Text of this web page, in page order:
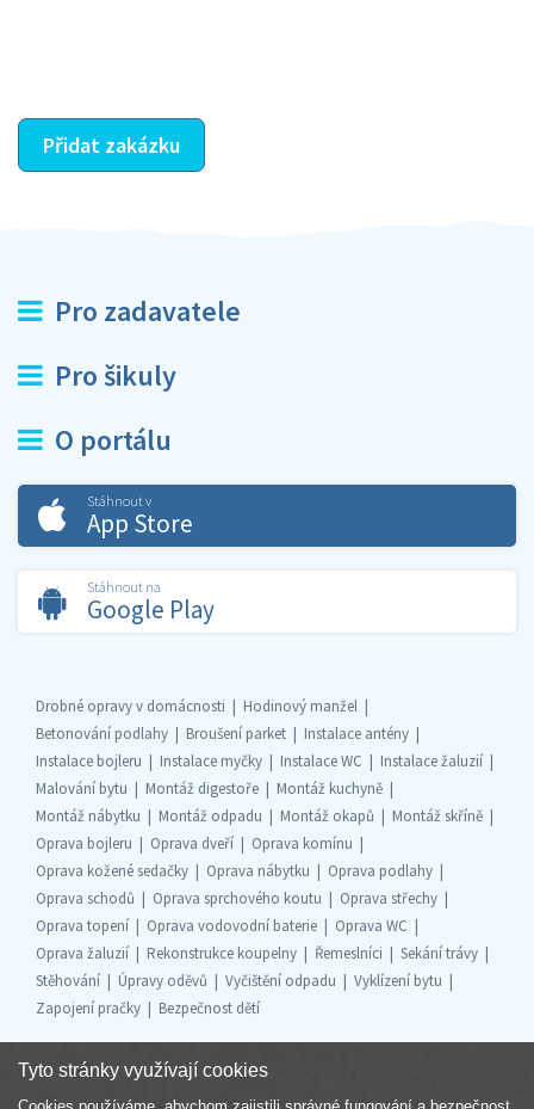
Přidat zakázku
Pro zadavatele
Pro šikuly
O portálu
Stáhnout v
App Store
Stáhnout na
Google Play
Drobné opravy v domácnosti
Hodinový manžel
Betonování podlahy
Broušení parket
Instalace antény
Instalace bojleru
Instalace myčky Instalace WC
Instalace žaluzií
Malování bytu
Montáž digestoře
Montáž kuchyně
Montáž nábytku
Montáž odpadu Montáž okapů
Montáž skříně
Oprava bojleru
Oprava dveří
Oprava komínu
Oprava kožené sedačky
Oprava nábytku
Oprava podlahy
Oprava schodů
Oprava sprchového koutu
Oprava střechy
Oprava topení
Oprava vodovodní baterie
Oprava WC
Oprava žaluzií
Rekonstrukce koupelny Řemeslníci
Sekání trávy
Stěhování
Úpravy oděvů Vyčištění odpadu
Vyklízení bytu
Zapojení pračky
Bezpečnost dětí
Tyto stránky využívají cookies